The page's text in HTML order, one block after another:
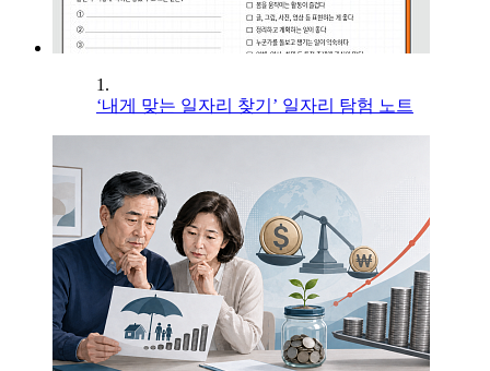
1.
‘내게 맞는 일자리 찾기’ 일자리 탐험 노트